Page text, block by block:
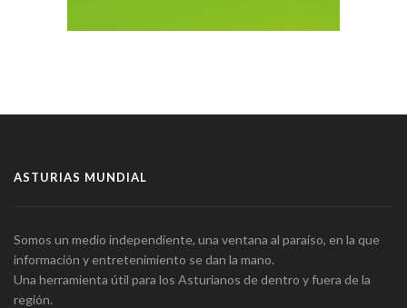
ASTURIAS MUNDIAL
Somos un medio independiente, una ventana al paraíso, en la que
información y entretenimiento se dan la mano.
Una herramienta útil para los Asturianos de dentro y fuera de la
región.